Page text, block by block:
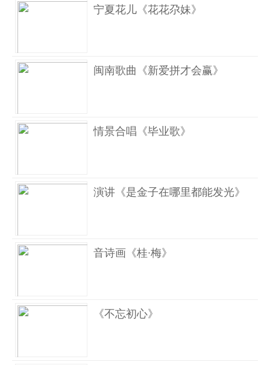
宁夏花儿《花花尕妹》
闽南歌曲《新爱拼才会赢》
情景合唱《毕业歌》
演讲《是金子在哪里都能发光》
音诗画《桂∙梅》
《不忘初心》